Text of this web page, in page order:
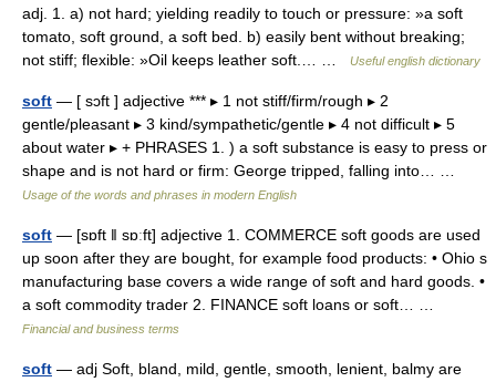
adj. 1. a) not hard; yielding readily to touch or pressure: »a soft
tomato, soft ground, a soft bed. b) easily bent without breaking;
not stiff; flexible: »Oil keeps leather soft.… …
Useful english dictionary
soft — [ sɔft ] adjective *** ▸ 1 not stiff/firm/rough ▸ 2
gentle/pleasant ▸ 3 kind/sympathetic/gentle ▸ 4 not difficult ▸ 5
about water ▸ + PHRASES 1. ) a soft substance is easy to press or
shape and is not hard or firm: George tripped, falling into… …
Usage of the words and phrases in modern English
soft — [sɒft ǁ sɒːft] adjective 1. COMMERCE soft goods are used
up soon after they are bought, for example food products: • Ohio s
manufacturing base covers a wide range of soft and hard goods. •
a soft commodity trader 2. FINANCE soft loans or soft… …
Financial and business terms
soft — adj Soft, bland, mild, gentle, smooth, lenient, balmy are